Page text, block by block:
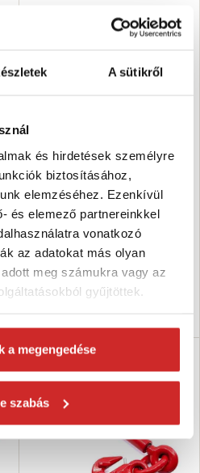
A sütikről
és hirdetések személyre
biztosításához,
elemzéséhez. Ezenkívül
és elemező partnereinkkel
vonatkozó
az adatokat más olyan
meg számukra vagy az
gyűjtöttek.
a megengedése
szabás
EU SELECT Racsnis feszítő H-H
30 510 Ft
Teherbírás (T): 4 T
Felületkezelés: piros lakk
Nincs készleten